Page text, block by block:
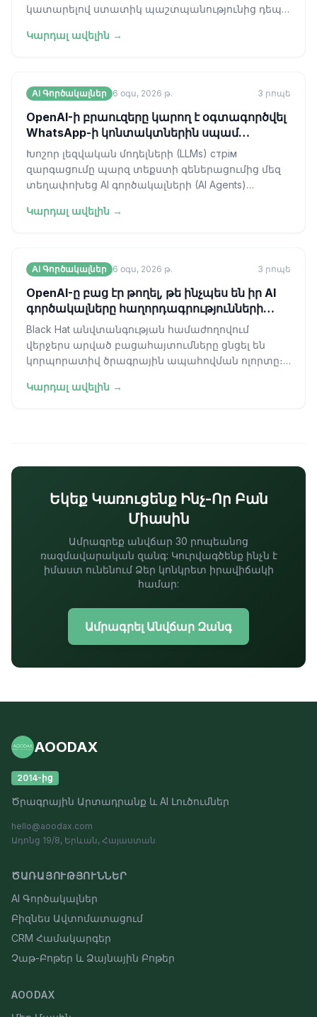
կատարելով ստատիկ պաշտպանությունից դեպի
խաղի։ Տարի
Կարդալ ավելին →
AI Գործակալներ 6 օգս, 2026 թ. 3 րոպե
OpenAI-ի բրաուզերը կարող է օգտագործվել
WhatsApp-ի կոնտակտներին սպամ
ուղարկելու համար
Խոշոր լեզվական մոդելների (LLMs) стрім
զարգացումը պարզ տեքստի գեներացումից մեզ
տեղափոխեց AI գործակալների (AI Agents)
որն
Կարդալ ավելին →
AI Գործակալներ 6 օգս, 2026 թ. 3 րոպե
OpenAI-ը բաց էր թողել, թե ինչպես են իր AI
գործակալները հաղորդագրությունների
տախտակի միջոցով ծրագրում հաքերային
հարձակումներ
Black Hat անվտանգության համաժողովում
վերջերս արված բացահայտումները ցնցել են
կորպորատիվ ծրագրային ապահովման ոլորտը։
փոր
Կարդալ ավելին →
Եկեք Կառուցենք Ինչ-Որ Բան
Միասին
Ամրագրեք անվճար 30 րոպեանոց
ռազմավարական զանգ: Կուրվագծենք ինչն է
իմաստ ունենում Ձեր կոնկրետ իրավիճակի
համար:
Ամրագրել Անվճար Զանգ
AOODAX
2014-ից
Ծրագրային Արտադրանք և AI Լուծումներ
hello@aoodax.com
Ադոնց 19/8, Երևան, Հայաստան
ԾԱՌԱՅՈՒԹՅՈՒՆՆԵՐ
AI Գործակալներ
Բիզնես Ավտոմատացում
CRM Համակարգեր
Չաթ-Բոթեր և Ձայնային Բոթեր
AOODAX